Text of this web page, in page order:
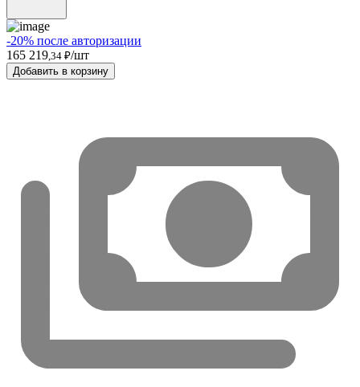
-20% после авторизации
165 219 ,34 ₽/шт
Добавить в корзину